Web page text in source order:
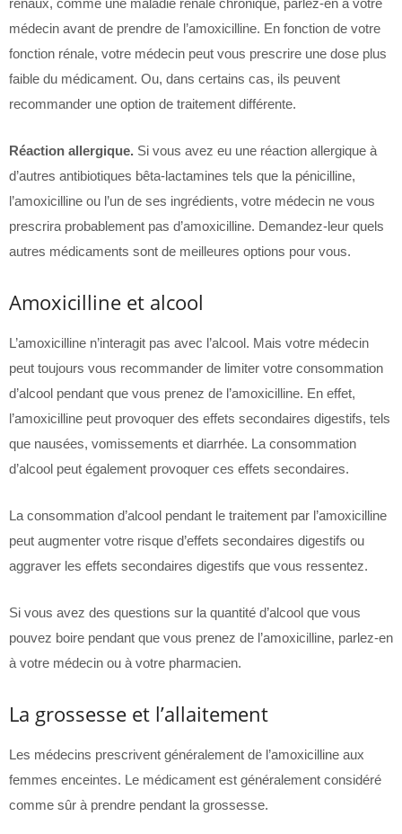
rénaux, comme une maladie rénale chronique, parlez-en à votre
médecin avant de prendre de l’amoxicilline. En fonction de votre
fonction rénale, votre médecin peut vous prescrire une dose plus
faible du médicament. Ou, dans certains cas, ils peuvent
recommander une option de traitement différente.
Réaction allergique. Si vous avez eu une réaction allergique à
d’autres antibiotiques bêta-lactamines tels que la pénicilline,
l’amoxicilline ou l’un de ses ingrédients, votre médecin ne vous
prescrira probablement pas d’amoxicilline. Demandez-leur quels
autres médicaments sont de meilleures options pour vous.
Amoxicilline et alcool
L’amoxicilline n’interagit pas avec l’alcool. Mais votre médecin
peut toujours vous recommander de limiter votre consommation
d’alcool pendant que vous prenez de l’amoxicilline. En effet,
l’amoxicilline peut provoquer des effets secondaires digestifs, tels
que nausées, vomissements et diarrhée. La consommation
d’alcool peut également provoquer ces effets secondaires.
La consommation d’alcool pendant le traitement par l’amoxicilline
peut augmenter votre risque d’effets secondaires digestifs ou
aggraver les effets secondaires digestifs que vous ressentez.
Si vous avez des questions sur la quantité d’alcool que vous
pouvez boire pendant que vous prenez de l’amoxicilline, parlez-en
à votre médecin ou à votre pharmacien.
La grossesse et l’allaitement
Les médecins prescrivent généralement de l’amoxicilline aux
femmes enceintes. Le médicament est généralement considéré
comme sûr à prendre pendant la grossesse.